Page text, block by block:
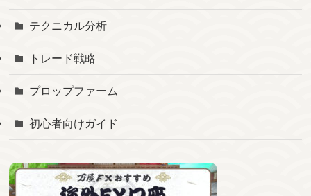
テクニカル分析
トレード戦略
プロップファーム
初心者向けガイド